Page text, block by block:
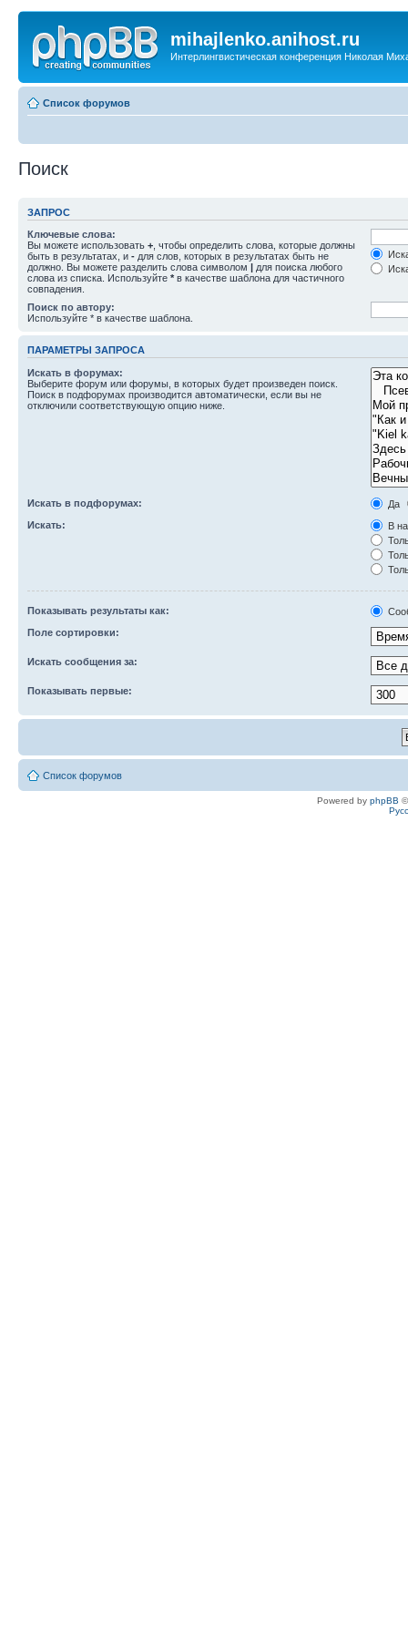
mihajlenko.anihost.ru
Интерлингвистическая конференция Николая
Список форумов
Поиск
ЗАПРОС
Ключевые слова:
Вы можете использовать + , чтобы определить слова, которые должны
быть в результатах, и - для слов, которых в результатах быть не
должно. Вы можете разделить слова символом | для поиска любого
слова из списка. Используйте * в качестве шаблона для частичного
совпадения.
Поиск по автору:
Используйте * в качестве шаблона.
ПАРАМЕТРЫ ЗАПРОСА
Искать в форумах:
Выберите форум или форумы, в которых будет произведен поиск.
Поиск в подфорумах производится автоматически, если вы не
отключили соответствующую опцию ниже.
Искать в подфорумах:
Да
Искать:
В
Показывать результаты как:
Поле сортировки:
Искать сообщения за:
Показывать первые:
Список форумов
Powered by phpBB